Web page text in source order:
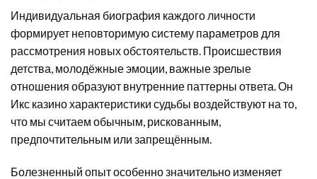
Индивидуальная биография каждого личности
формирует неповторимую систему параметров для
рассмотрения новых обстоятельств. Происшествия
детства, молодёжные эмоции, важные зрелые
отношения образуют внутренние паттерны ответа. Он
Икс казино характеристики судьбы воздействуют на то,
что мы считаем обычным, рискованным,
предпочтительным или запрещённым.
Болезненный опыт особенно значительно изменяет